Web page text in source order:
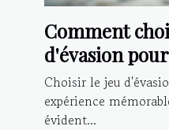
Comment
d'évasion
aventure ?
Choisir le jeu
expérience
évident...